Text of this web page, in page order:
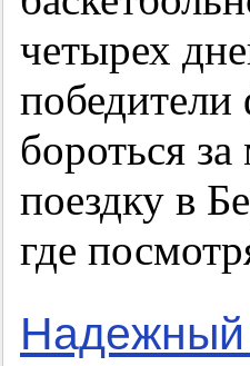
четырех
бороться
поездку в
где